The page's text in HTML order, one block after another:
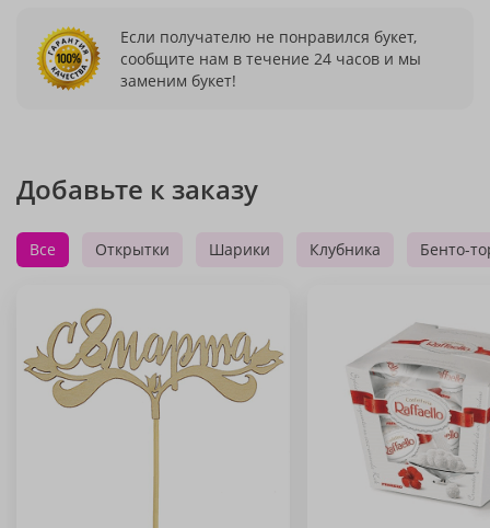
Если получателю не понравился букет,
сообщите нам в течение 24 часов и мы
заменим букет!
Добавьте к заказу
Все Открытки Шарики Клубника Бенто-